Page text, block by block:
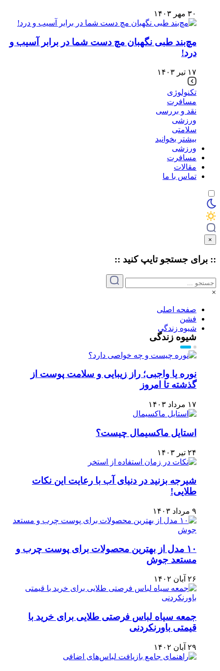
۳۰ مهر ۱۴۰۳
مچ‌بند طبی نگهبان مچ دست شما در برابر آسیب و
درد!
۱۷ تیر ۱۴۰۳
تکنولوژی
مسافرت
نقد و بررسی
ورزشی
سلامتی
بیشتر بخوانید
ورزشی
مسافرت
مقالات
تماس با ما
×
:: برای جستجو تایپکنید ::
×
صفحه اصلی
فشن
شیوه زندگی
شیوه زندگی
نوره یا واجبی؛ راز زیبایی و سلامت پوست از
گذشته تا امروز
۱۷ مرداد ۱۴۰۳
استایل ماکسیمال چیست؟
۲۴ تیر ۱۴۰۳
شیرجه بزنید در دنیای آب با رعایت این نکات
طلایی!
۹ مرداد ۱۴۰۳
۱۰ مدل از بهترین محصولات برای پوست چرب و
مستعد جوش
۲۶ آبان ۱۴۰۲
جمعه سیاه لباس فرصتی طلایی برای خرید با
قیمتی باورنکردنی
۲۹ آبان ۱۴۰۲